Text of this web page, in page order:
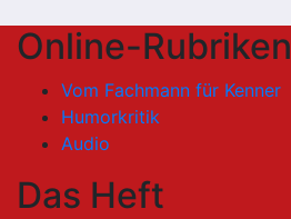
Online-Rubriken
Vom Fachmann für Kenner
Humorkritik
Audio
Das Heft